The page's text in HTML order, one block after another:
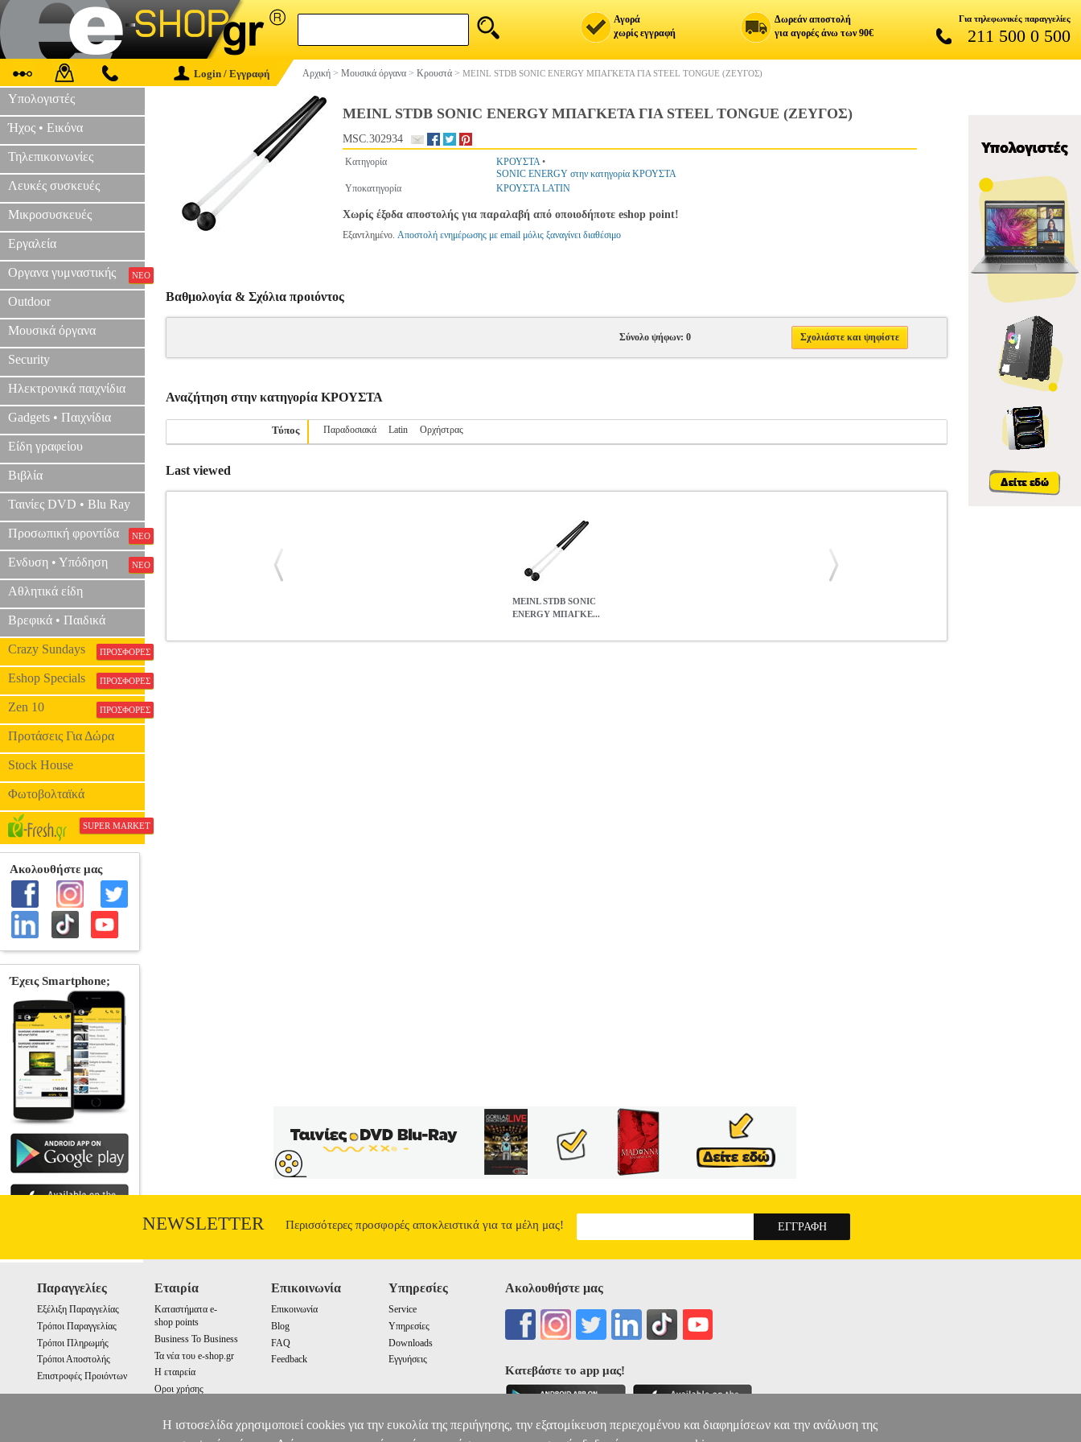
Αγορά
χωρίς εγγραφή
Δωρεάν αποστολή
για αγορές άνω των 90€
Για τηλεφωνικές παραγγελίες
211 500 0 500
Login / Εγγραφή Αρχική > Μουσικά όργανα > Κρουστά > MEINL STDB SONIC ENERGY ΜΠΑΓΚΕΤΑ ΓΙΑ STEEL TONGUE (ΖΕΥΓΟΣ)
Υπολογιστές
Ήχος • Εικόνα
Τηλεπικοινωνίες
Λευκές συσκευές
Μικροσυσκευές
Εργαλεία
Οργανα γυμναστικής ΝΕΟ
Outdoor
Μουσικά όργανα
Security
Ηλεκτρονικά παιχνίδια
Gadgets • Παιχνίδια
Είδη γραφείου
Βιβλία
Ταινίες DVD • Blu Ray
Προσωπική φροντίδα ΝΕΟ
Ενδυση • Υπόδηση ΝΕΟ
Αθλητικά είδη
Βρεφικά • Παιδικά
Crazy Sundays ΠΡΟΣΦΟΡΕΣ
Eshop Specials ΠΡΟΣΦΟΡΕΣ
Zen 10 ΠΡΟΣΦΟΡΕΣ
Προτάσεις Για Δώρα
Stock House
Φωτοβολταϊκά
SUPER MARKET
MEINL STDB SONIC ENERGY ΜΠΑΓΚΕΤΑ ΓΙΑ STEEL TONGUE (ΖΕΥΓΟΣ)
MSC.302934
Κατηγορία ΚΡΟΥΣΤΑ•
SONIC ENERGY στην κατηγορία ΚΡΟΥΣΤΑ
Υποκατηγορία
ΚΡΟΥΣΤΑ LATIN
Χωρίς έξοδα αποστολής για παραλαβή από οποιοδήποτε eshop point!
Εξαντλημένο. Αποστολή ενημέρωσης με email μόλις ξαναγίνει διαθέσιμο
Βαθμολογία & Σχόλια προιόντος
Σύνολο ψήφων: 0 Σχολιάστε και ψηφίστε
Αναζήτηση στην κατηγορία ΚΡΟΥΣΤΑ
Τύπος Παραδοσιακά Latin Ορχήστρας
Last viewed
MEINL STDB SONIC
ENERGY ΜΠΑΓΚΕ...
NEWSLETTER Περισσότερες προσφορές αποκλειστικά για τα μέλη μας!
Παραγγελίες
Εξέλιξη Παραγγελίας
Τρόποι Παραγγελίας
Τρόποι Πληρωμής
Τρόποι Αποστολής
Επιστροφές Προιόντων
Εταιρία
Καταστήματα e-
shop points
Business To Business
Τα νέα του e-shop.gr
Η εταιρεία
Οροι χρήσης
Επικοινωνία
Επικοινωνία
Blog
FAQ
Feedback
Υπηρεσίες
Service
Υπηρεσίες
Downloads
Εγγυήσεις
Ακολουθήστε μας
Κατεβάστε το app μας!
Η ιστοσελίδα χρησιμοποιεί cookies για την ευκολία της περιήγησης, την εξατομίκευση περιεχομένου και διαφημίσεων και την ανάλυση της